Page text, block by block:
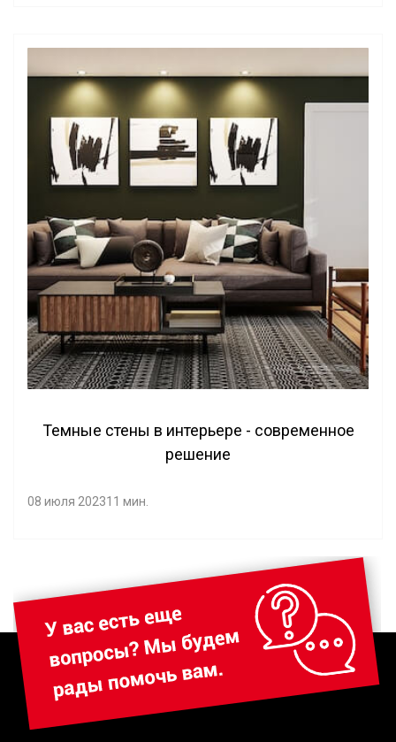
Темные стены в интерьере - современное
решение
08 июля 202311 мин.